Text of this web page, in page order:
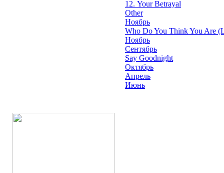
12. Your Betrayal
Other
Ноябрь
Who Do You Think You Are
Ноябрь
Сентябрь
Say Goodnight
Октябрь
Апрель
Июнь